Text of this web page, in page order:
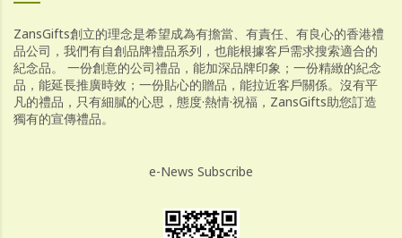
ZansGifts創立的理念是希望成為有擔當、有責任、有良心的香港禮
品公司，我們有自創品牌禮品系列，也能根據客戶需求搜索適合的
紀念品。 一份創意的公司禮品，能加深品牌印象；一份精緻的紀念
品，能延長推廣時效；一份貼心的贈品，能拉近客戶關係。沒有平
凡的禮品，只有細膩的心思，態度·熱情·祝福，ZansGifts助您訂造
獨有的宣傳禮品。
e-News Subscribe